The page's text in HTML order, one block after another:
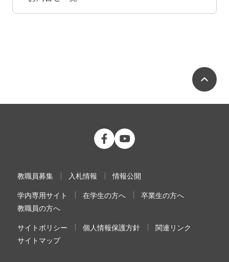
公立大学法人 福島県立医科大学
教職員募集 入札情報 情報公開
学内専用サイト 在学生の方へ
卒業生の方へ
教職員の方へ
サイトポリシー 個人情報保護方針
関連リンク
サイトマップ